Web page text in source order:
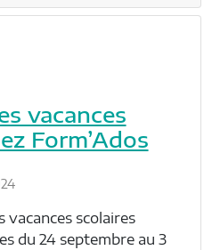
vacances
Form’Ados
vacances scolaires
du 24 septembre au 3